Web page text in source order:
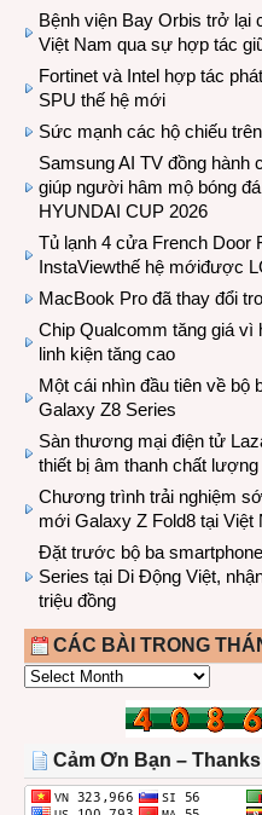
Bệnh viện Bay Orbis trở lại
Việt Nam qua sự hợp tác
Fortinet và Intel hợp tác
SPU thế hệ mới
Sức mạnh các hộ chiếu
Samsung AI TV đồng hành
giúp người hâm mộ bóng
HYUNDAI CUP 2026
Tủ lạnh 4 cửa French Door
InstaViewthế hệ mớiđược
MacBook Pro đã thay đổi
Chip Qualcomm tăng giá vì
linh kiện tăng cao
Một cái nhìn đầu tiên về bộ
Galaxy Z8 Series
Sàn thương mại điện tử
thiết bị âm thanh chất
Chương trình trải nghiệm
mới Galaxy Z Fold8 tại Việt
Đặt trước bộ ba
Series tại Di Động Việt,
triệu đồng
CÁC BÀI TRONG
CÁC
THÁNG
Cảm Ơn Bạn – Thanks